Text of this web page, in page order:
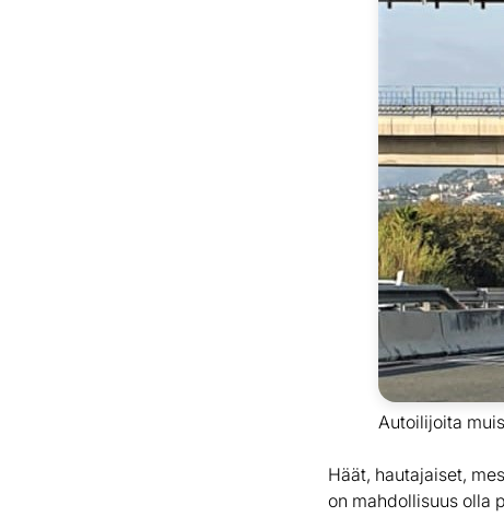
Autoilijoita
Häät, hautajaiset,
on mahdollisuus olla